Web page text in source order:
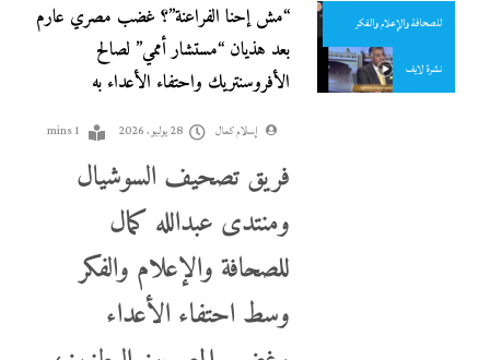
للصحافة والإعلام والفكر
نشرة لايف
“مش إحنا الفراعنة”؟ غضب مصري عارم
بعد هذيان “مستشار أممي” لصالح
الأفروسنتريك واحتفاء الأعداء به
إسلام كمال 28 يوليو، 2026 1 mins
فريق تصحيف السوشيال
ومنتدى عبدالله كمال
للصحافة والإعلام والفكر
وسط احتفاء الأعداء